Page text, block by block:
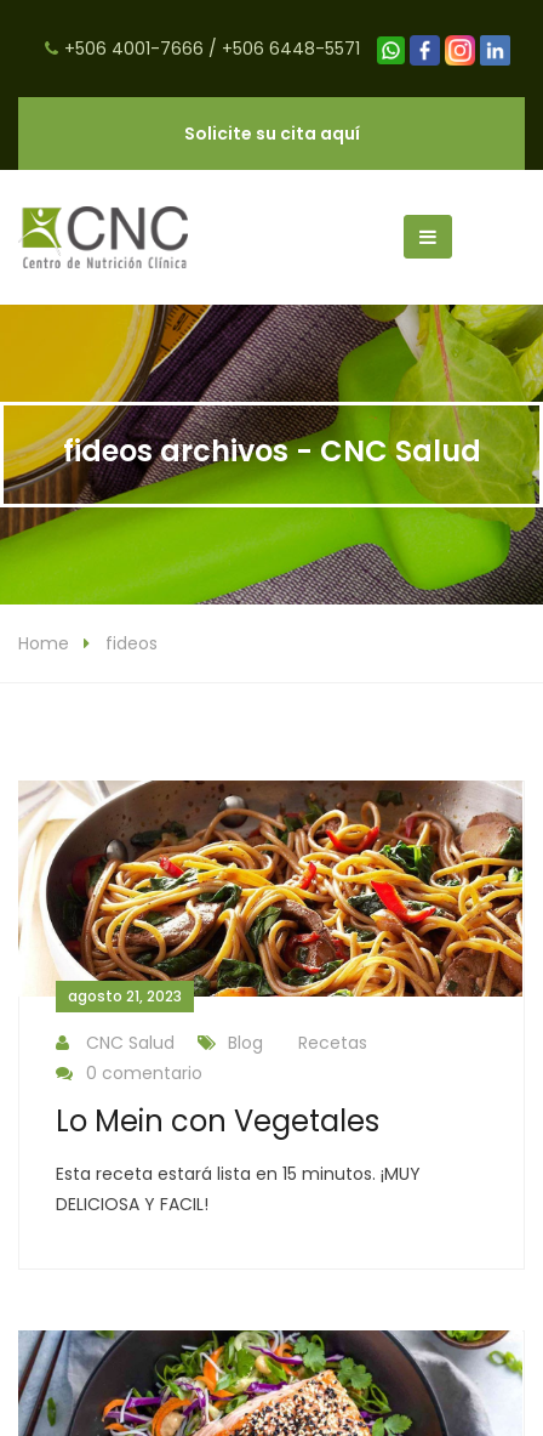
+506 4001-7666 / +506 6448-5571
Solicite su cita aquí
fideos archivos - CNC Salud
Home fideos
agosto 21, 2023
CNC Salud Blog
Recetas
0 comentario
Lo Mein con Vegetales
Esta receta estará lista en 15 minutos. ¡MUY
DELICIOSA Y FACIL!